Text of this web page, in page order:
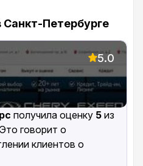
Петербурге
5.0
получила оценку 5 из
говорит о
клиентов о